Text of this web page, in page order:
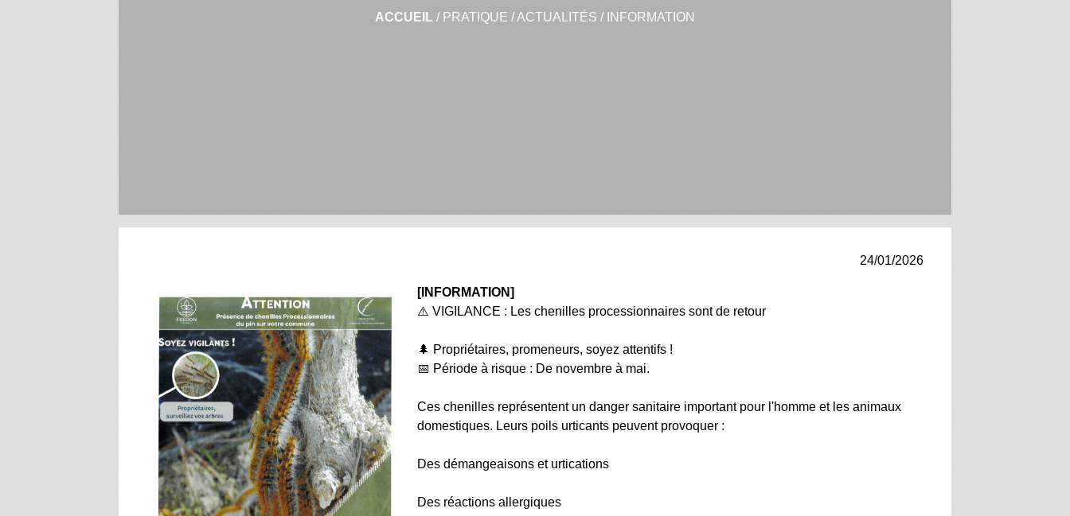
ACCUEIL / PRATIQUE /ACTUALITÉS / INFORMATION
24/01/2026
[INFORMATION]
⚠️ VIGILANCE : Les chenilles processionnaires sont de retour
🌲 Propriétaires, promeneurs, soyez attentifs !
📅 Période à risque : De novembre à mai.
Ces chenilles représentent un danger sanitaire important pour l'homme et les animaux
domestiques. Leurs poils urticants peuvent provoquer :
Des démangeaisons et urtications
Des réactions allergiques